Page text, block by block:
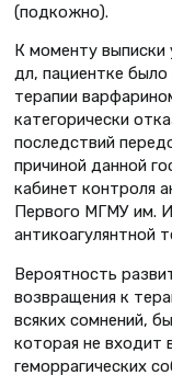
(подкожно).
К моменту выписки
дл, пациентке
терапии
категорически
последствий
причиной данной
кабинет контроля
Первого МГМУ им.
антикоагулянтной
Вероятность
возвращения к
всяких сомнений,
которая не входит
геморрагических